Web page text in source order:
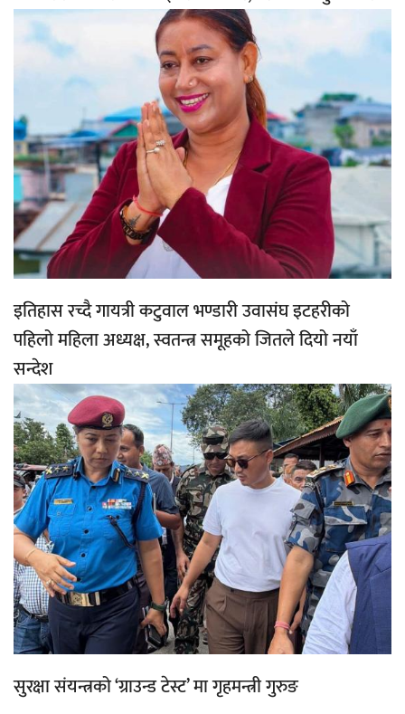
इतिहास रच्दै गायत्री कटुवाल भण्डारी उवासंघ इटहरीको
पहिलो महिला अध्यक्ष, स्वतन्त्र समूहको जितले दियो नयाँ
सन्देश
सुरक्षा संयन्त्रको ‘ग्राउन्ड टेस्ट’ मा गृहमन्त्री गुरुङ